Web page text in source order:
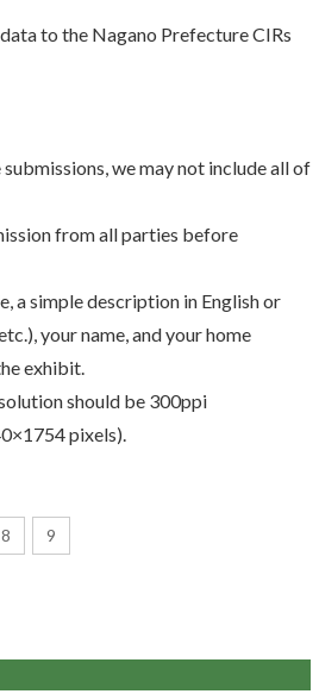
to the Nagano Prefecture CIRs
we may not include all of
from all parties before
a simple description in English or
your name, and your home
exhibit.
should be 300ppi
pixels).
8 9